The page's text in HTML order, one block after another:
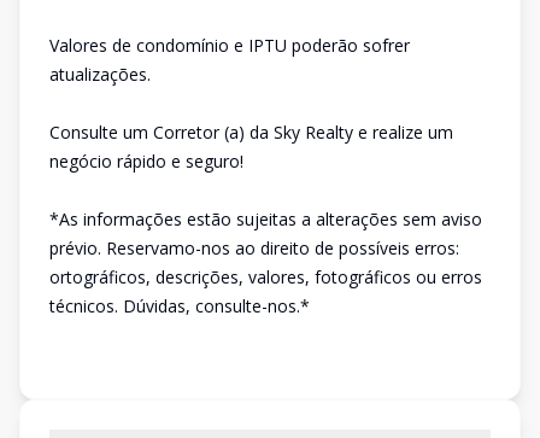
Valores de condomínio e IPTU poderão sofrer
atualizações.
Consulte um Corretor (a) da Sky Realty e realize um
negócio rápido e seguro!
*As informações estão sujeitas a alterações sem aviso
prévio. Reservamo-nos ao direito de possíveis erros:
ortográficos, descrições, valores, fotográficos ou erros
técnicos. Dúvidas, consulte-nos.*